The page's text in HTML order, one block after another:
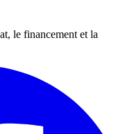
le financement et la